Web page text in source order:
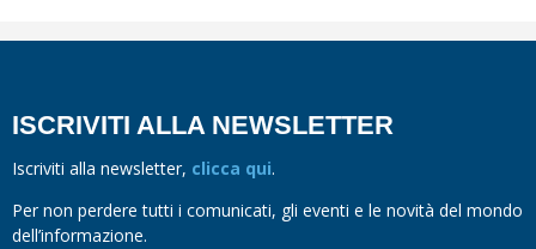
ISCRIVITI ALLA NEWSLETTER
Iscriviti alla newsletter, clicca qui.
Per non perdere tutti i comunicati, gli eventi e le novità del mondo
dell’informazione.